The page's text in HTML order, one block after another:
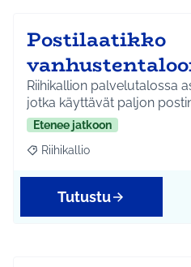
Postilaatikko
Riihikallion palvelutalossa
jotka käyttävät paljon
Etenee jatkoon
Rajaa tulokset aihepiirin
Riihikallio
Tutustu